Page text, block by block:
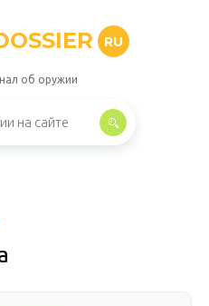
RU
об оружии